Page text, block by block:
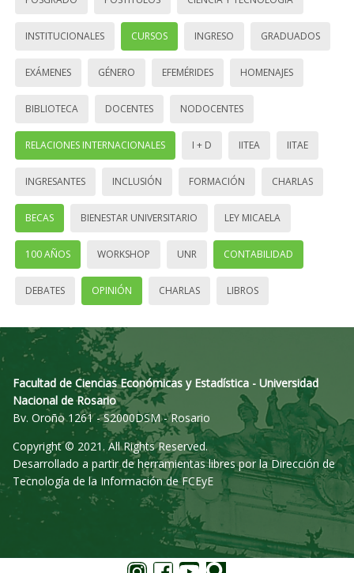
INSTITUCIONALES CURSOS INGRESO GRADUADOS
EXÁMENES GÉNERO EFEMÉRIDES HOMENAJES
BIBLIOTECA DOCENTES NODOCENTES
RELACIONES INTERNACIONALES I + D IITEA IITAE
INGRESANTES INCLUSIÓN FORMACIÓN CHARLAS
BECAS BIENESTAR UNIVERSITARIO LEY MICAELA
100 AÑOS WORKSHOP UNR CONTABILIDAD
DEBATES OPINIÓN CHARLAS LIBROS
Facultad de Ciencias Económicas y Estadística - Universidad
Nacional de Rosario
Bv. Oroño 1261 - S2000DSM - Rosario
Copyright © 2021. All Rights Reserved.
Desarrollado a partir de herramientas libres por la Dirección de
Tecnología de la Información de FCEyE